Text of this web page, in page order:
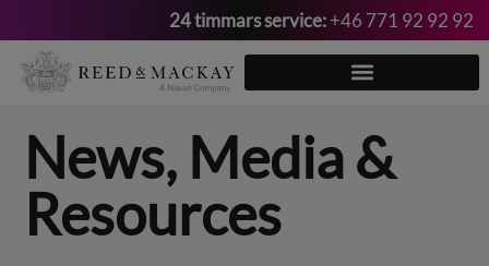
Hoppa
till
24 timmars service:+46 771 92 92 92
News, Media &
Resources